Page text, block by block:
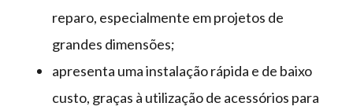
reparo, especialmente em projetos de
grandes dimensões;
apresenta uma instalação rápida e de baixo
custo, graças à utilização de acessórios para